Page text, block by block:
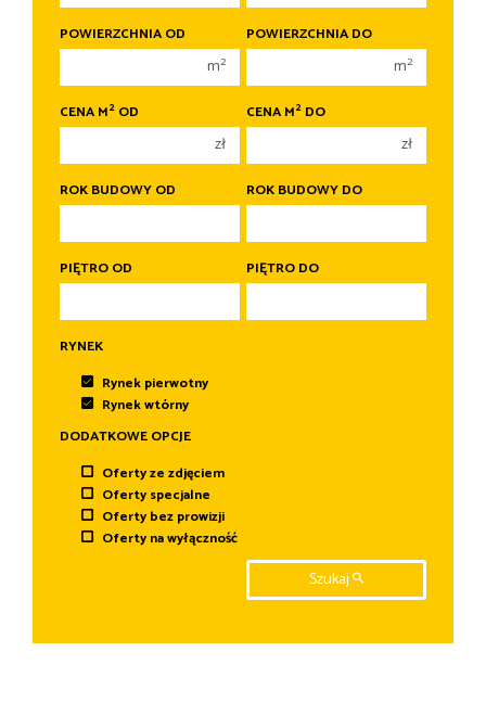
2 pokoje
3 pokoje
4 pokoje
6 pokoi
2 pokoje
3 pokoje
4 pokoje
6 pokoi
POWIERZCHNIA OD
m2
POWIERZCHNIA DO
m2
CENA M2 OD
zł
CENA M2 DO
zł
ROK BUDOWY OD ROK BUDOWY DO
PIĘTRO OD PIĘTRO DO
RYNEK
Rynek pierwotny
Rynek wtórny
DODATKOWE OPCJE
Oferty ze zdjęciem
Oferty specjalne
Oferty bez prowizji
Oferty na wyłączność
Szukaj